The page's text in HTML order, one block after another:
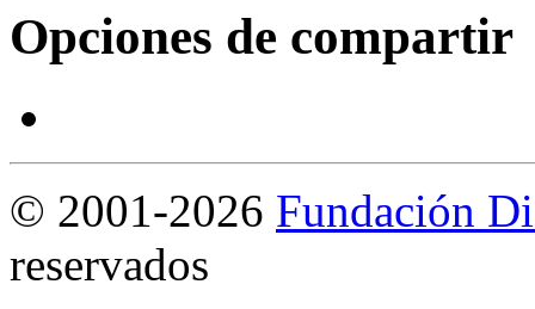
Opciones de compartir
© 2001-2026 Fundación
reservados